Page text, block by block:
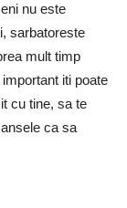
nu este
sarbatoreste
mult timp
iti poate
cu tine, sa te
ca sa